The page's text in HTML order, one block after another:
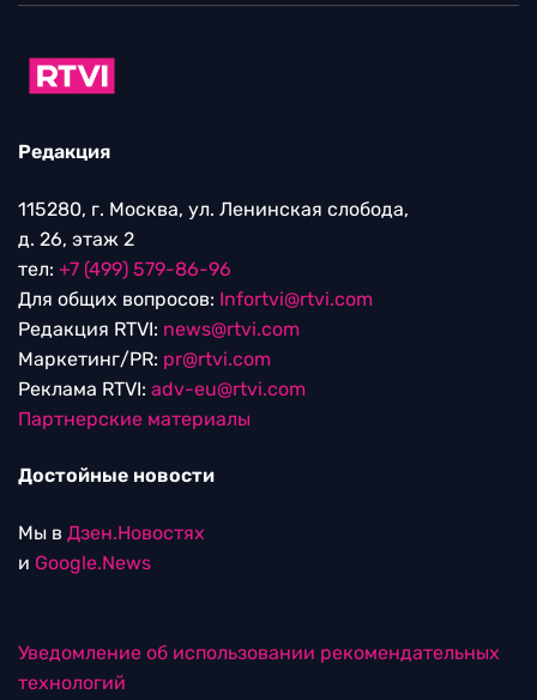
Редакция
115280, г. Москва, ул. Ленинская слобода,
д. 26, этаж 2
тел: +7 (499) 579-86-96
Для общих вопросов: Infortvi@rtvi.com
Редакция RTVI: news@rtvi.com
Маркетинг/PR: pr@rtvi.com
Реклама RTVI: adv-eu@rtvi.com
Партнерские материалы
Достойные новости
Мы в Дзен.Новостях
и Google.News
Уведомление об использовании рекомендательных
технологий